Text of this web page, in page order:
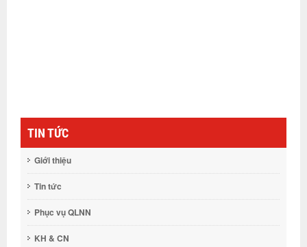
TIN TỨC
Giới thiệu
Tin tức
Phục vụ QLNN
KH & CN